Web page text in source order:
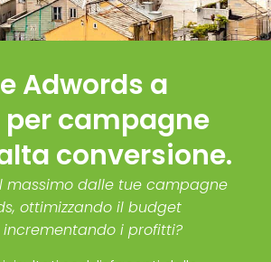
Adwords a
per campagne
conversione.
massimo dalle tue campagne
ottimizzando il budget
i profitti?